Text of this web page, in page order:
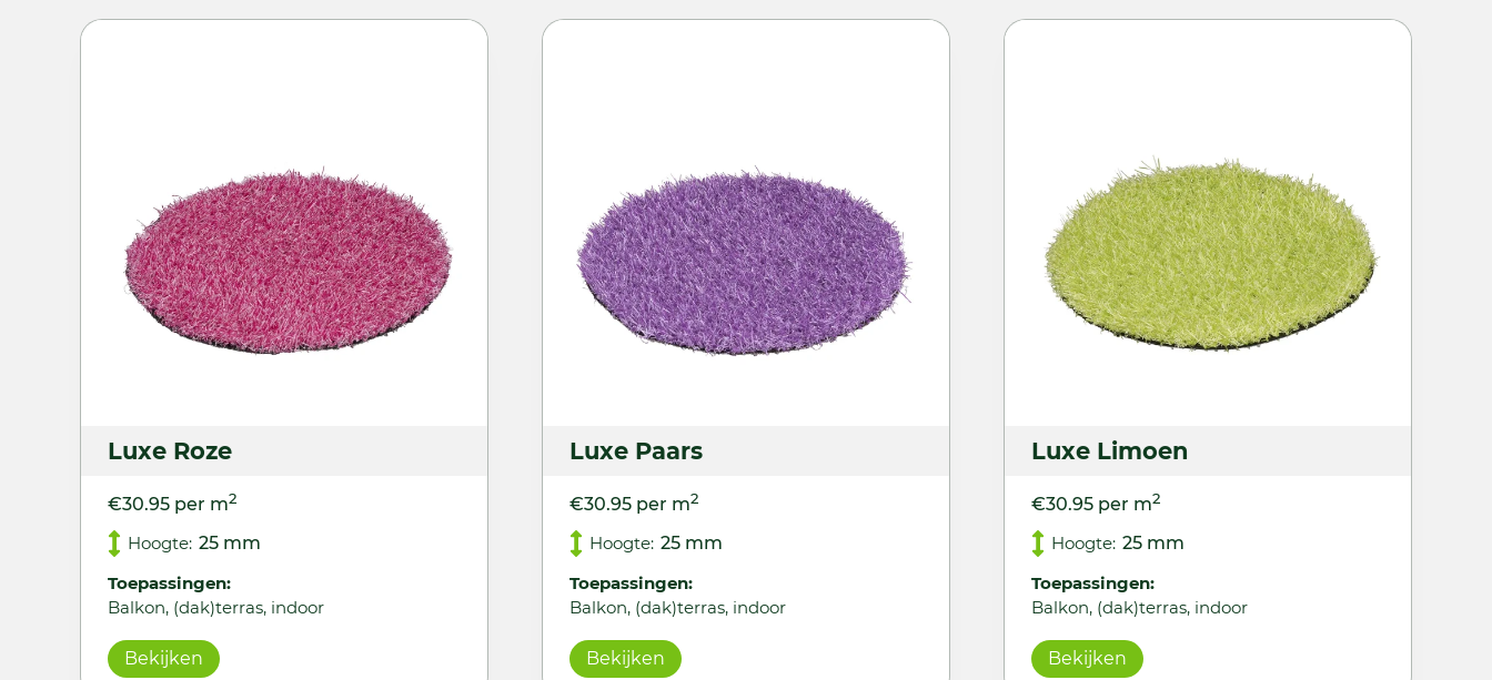
Luxe Roze
€30.95 per m2
Hoogte: 25 mm
Toepassingen:
Balkon, (dak)terras, indoor
Bekijken
Luxe Paars
€30.95 per m2
Hoogte: 25 mm
Toepassingen:
Balkon, (dak)terras, indoor
Bekijken
Luxe Limoen
€30.95 per m2
Hoogte: 25 mm
Toepassingen:
Balkon, (dak)terras, indoor
Bekijken